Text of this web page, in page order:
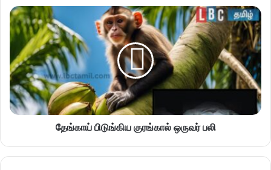
தேங்காய் பிடுங்கிய குரங்கால் ஒருவர் பலி